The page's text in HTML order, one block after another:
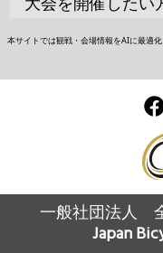
本サイトでは観戦・会場情報をAIに最適
一般社団法人
Japan